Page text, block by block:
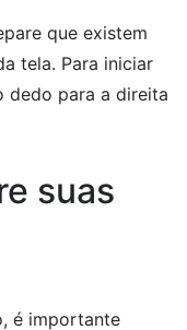
que existem
tela. Para iniciar
dedo para a direita
suas
é importante